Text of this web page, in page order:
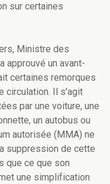
sur certaines
Ministre des
approuvé un avant-
certaines remorques
circulation. Il s'agit
par une voiture, une
un autobus ou
autorisée (MMA) ne
suppression de cette
que ce que son
une simplification